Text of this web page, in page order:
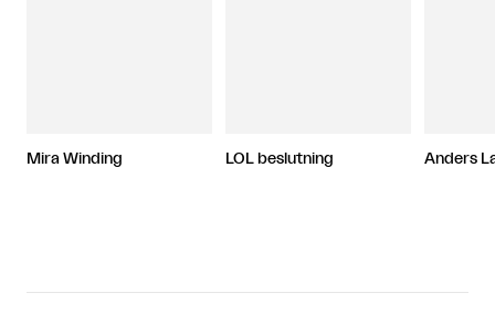
Mira Winding LOL beslutning Anders